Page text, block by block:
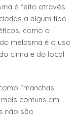
é feito através
a algum tipo
como o
melasma é o uso
clima e do local
“manchas
comuns em
não são